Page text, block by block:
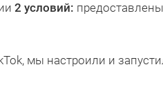
2 условий: предоставлены
мы настроили и